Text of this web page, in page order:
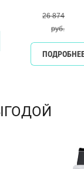
Gezatone
26 874
руб.